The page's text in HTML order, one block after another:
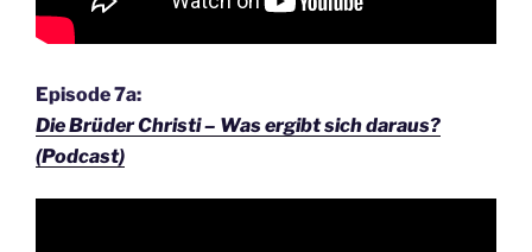
Episode 7a:
Die Brüder Christi – Was ergibt sich daraus?
(Podcast)